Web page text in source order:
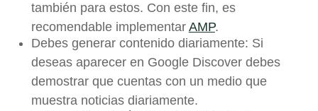
también para estos. Con este fin, es
recomendable implementar AMP.
Debes generar contenido diariamente: Si
deseas aparecer en Google Discover debes
demostrar que cuentas con un medio que
muestra noticias diariamente.